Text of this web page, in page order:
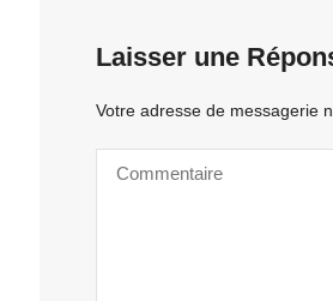
Laisser une
Votre adresse de messagerie